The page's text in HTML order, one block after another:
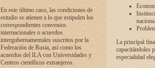
En este último caso, las condiciones de
estudio se atienen a lo que estipulen los
correspondientes convenios
internacionales o acuerdos
intergubernamentales suscritos por la
Federación de Rusia, así como los
acuerdos del ILA con Universidades y
Centros científicos extranjeros.
La principal
capacitándoles
especialidad